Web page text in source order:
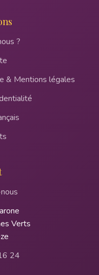
?
& Mentions légales
Verts
24